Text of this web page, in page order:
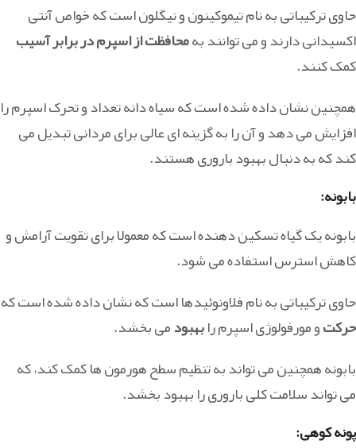
حاوی ترکیباتی به نام تیموکینون و نیگلون است که خواص آنتی
اکسیدانی دارند و می توانند بهمحافظت از اسپرم در برابر آسیب
کمک کنند.
همچنین نشان داده شده است که سیاه دانه تعداد و تحرک اسپرم را
افزایش می دهد و آن را به گزینه ای عالی برای مردانی تبدیل می
کند که به دنبال بهبود باروری هستند.
بابونه:
بابونه یک گیاه تسکین دهنده است که معمولا برای تقویت آرامش و
کاهش استرس استفاده می شود.
حاوی ترکیباتی به نام فلاونوئیدها است که نشان داده شده است که
حرکتو مورفولوژی اسپرم رابهبودمی بخشد.
بابونه همچنین می تواند به تنظیم سطح هورمون ها کمک کند، که
می تواند سلامت کلی باروری را بهبود بخشد.
پونه کوهی: